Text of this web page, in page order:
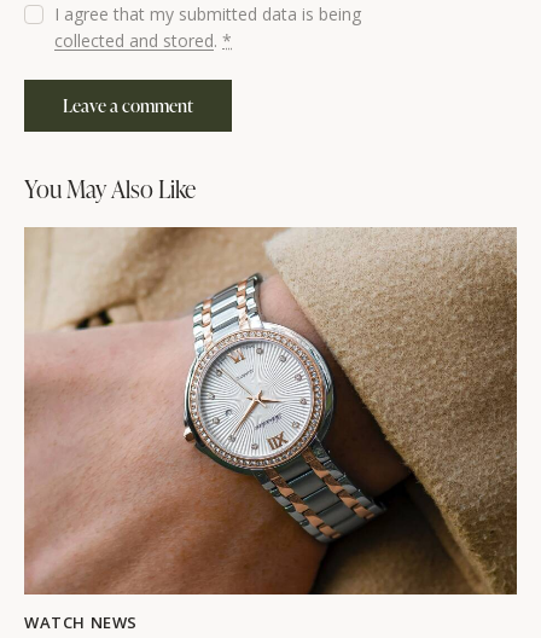
I agree that my submitted data is being
collected and stored.*
You May Also Like
WATCH NEWS